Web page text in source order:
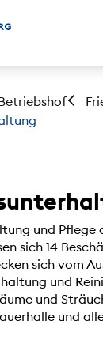
und Pflege
sich 14
sich vom
und
und
und